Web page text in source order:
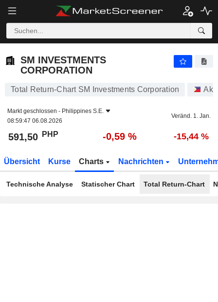
SM INVESTMENTS
CORPORATION
Total Return-Chart SM Investments Corporation
Markt geschlossen - Philippines S.E.
08:59:47 06.08.2026
Veränd. 1. Jan.
591,50 PHP -0,59 % -15,44 %
Übersicht Kurse Charts Nachrichten
Technische Analyse Statischer Chart Total Return-Chart